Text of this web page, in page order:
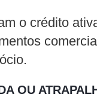
o crédito
OU